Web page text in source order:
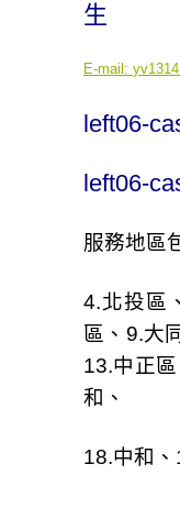
生
E-mail:
left06-
left06-
服務地區
4.北投區
區 、9.大
13.中正區
和 、
18.中和